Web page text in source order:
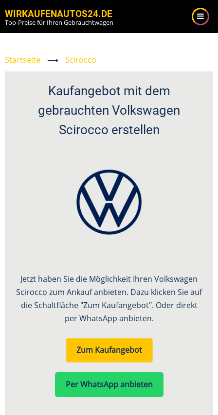
zum
Inhalt
WIRKAUFENAUTOS24.DE
Top-Preise für Ihren Gebrauchtwagen
Startseite ⟶ Scirocco
Kaufangebot mit dem
gebrauchten Volkswagen
Scirocco erstellen
Jetzt haben Sie die Möglichkeit Ihren Volkswagen
Scirocco zum Ankauf anbieten. Dazu klicken Sie auf
die Schaltfläche "Zum Kaufangebot". Oder direkt
per WhatsApp anbieten.
Zum Kaufangebot
Per WhatsApp anbieten